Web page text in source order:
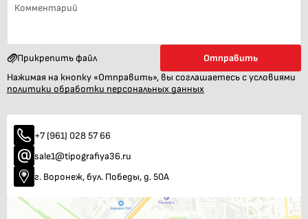
+7 (961) 028 57 66
sale1@tipografiya36.ru
г. Воронеж, бул. Победы, д. 50А
Прикрепить файл Отправить
Нажимая на кнопку «Отправить», вы соглашаетесь с условиями
политики обработки персональных данных